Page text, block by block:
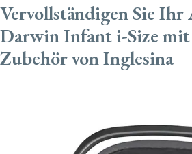
Vervollständigen Sie
Darwin Infant i-Size
Zubehör von Inglesina